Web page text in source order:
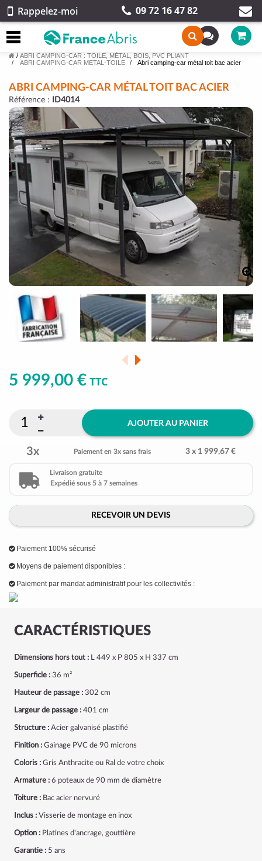
Rappelez-moi 09 72 16 47 82
/ ABRI CAMPING-CAR : TOILE, MÉTAL, BOIS, PVC PLIANT
ABRI CAMPING-CAR METAL-TOILE
Abri camping-car métal toit bac acier
ABRI CAMPING-CAR MÉTAL TOIT BAC ACIER
Référence : ID4014
CARACTÉRISTIQUES
Dimensions hors tout : L 449 x P 805 x H 337 cm
Superficie : 36 m²
Hauteur de passage : 302 cm
Largeur de passage : 401 cm
Structure : Acier galvanisé plastifié
Finition : Gainage PVC de 90 microns
Coloris : Gris Anthracite ou Ral de votre choix
Armature : 6 poteaux de 90 mm de diamètre
Toiture : Bac acier nervuré
Inclus : Visserie de montage en inox
Option : Platines d'ancrage, gouttière
Garantie : 5 ans
5 999,00 € TTC
AJOUTER AU PANIER
3x Paiement en 3x sans frais 3 x 1 999,67 €
Livraison gratuite
Expédié sous 5 à 7 semaines
RECEVOIR UN DEVIS
Paiement 100% sécurisé
Moyens de paiement disponibles :
Paiement par mandat administratif pour les collectivités :